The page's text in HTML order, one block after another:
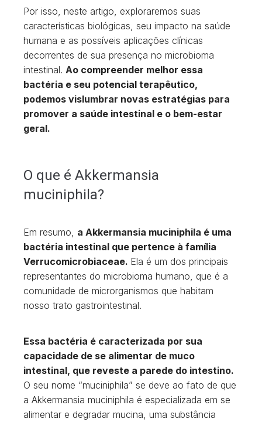
Por isso, neste artigo, exploraremos suas
características biológicas, seu impacto na saúde
humana e as possíveis aplicações clínicas
decorrentes de sua presença no microbioma
intestinal. Ao compreender melhor essa
bactéria e seu potencial terapêutico,
podemos vislumbrar novas estratégias para
promover a saúde intestinal e o bem-estar
geral.
O que é Akkermansia
muciniphila?
Em resumo, a Akkermansia muciniphila é uma
bactéria intestinal que pertence à família
Verrucomicrobiaceae. Ela é um dos principais
representantes do microbioma humano, que é a
comunidade de microrganismos que habitam
nosso trato gastrointestinal.
Essa bactéria é caracterizada por sua
capacidade de se alimentar de muco
intestinal, que reveste a parede do intestino.
O seu nome “muciniphila” se deve ao fato de que
a Akkermansia muciniphila é especializada em se
alimentar e degradar mucina, uma substância